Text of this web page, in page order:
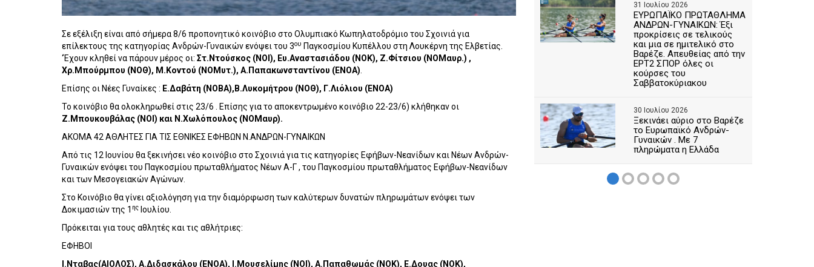
Σε εξέλιξη είναι από σήμερα 8/6 προπονητικό κοινόβιο στο Ολυμπιακό Κωπηλατοδρόμιο του Σχοινιά για
επίλεκτους της κατηγορίας Ανδρών-Γυναικών ενόψει του 3ου Παγκοσμίου Κυπέλλου στη Λουκέρνη της Ελβετίας.
‘Έχουν κληθεί να πάρουν μέρος οι: Στ.Ντούσκος (ΝΟΙ), Ευ.Αναστασιάδου (ΝΟΚ), Ζ.Φίτσιου (ΝΟΜαυρ.) ,
Χρ.Μπούρμπου (ΝΟΘ), Μ.Κοντού (ΝΟΜυτ.), Α.Παπακωνσταντίνου (ΕΝΟΑ)
Επίσης οι Νέες Γυναίκες : Ε.Δαβάτη (ΝΟΒΑ),Β.Λυκομήτρου (ΝΟΘ), Γ.Λιόλιου (ΕΝΟΑ)
Το κοινόβιο θα ολοκληρωθεί στις 23/6 . Επίσης για το αποκεντρωμένο κοινόβιο 22-23/6) κλήθηκαν οι
Ζ.Μπουκουβάλας (ΝΟΙ) και Ν.Χωλόπουλος (ΝΟΜαυρ).
ΑΚΟΜΑ 42 ΑΘΛΗΤΕΣ ΓΙΑ ΤΙΣ ΕΘΝΙΚΕΣ ΕΦΗΒΩΝ Ν.ΑΝΔΡΩΝ-ΓΥΝΑΙΚΩΝ
Από τις 12 Ιουνίου θα ξεκινήσει νέο κοινόβιο στο Σχοινιά για τις κατηγορίες Εφήβων-Νεανίδων και Νέων Ανδρών-
Γυναικών ενόψει του Παγκοσμίου πρωταθλήματος Νέων Α-Γ , του Παγκοσμίου πρωταθλήματος Εφήβων-Νεανίδων
και των Μεσογειακών Αγώνων.
Στο Κοινόβιο θα γίνει αξιολόγηση για την διαμόρφωση των καλύτερων δυνατών πληρωμάτων ενόψει των
Δοκιμασιών της 1 ης Ιουλίου.
Πρόκειται για τους αθλητές και τις αθλήτριες:
ΕΦΗΒΟΙ
Ι.Νταβας(ΑΙΟΛΟΣ), Α.Διδασκάλου (ΕΝΟΑ), Ι.Μουσελίμης (ΝΟΙ), Α.Παπαθωμάς (ΝΟΚ), Ε.Δουας (ΝΟΚ),
31 Ιουλίου 2026
ΕΥΡΩΠΑΪΚΟ ΠΡΩΤΑΘΛΗΜΑ
ΑΝΔΡΩΝ-ΓΥΝΑΙΚΩΝ: Έξι
προκρίσεις σε τελικούς
και μια σε ημιτελικό στο
Βαρέζε. Απευθείας από την
ΕΡΤ2 ΣΠΟΡ όλες οι
κούρσες του
Σαββατοκύριακου
30 Ιουλίου 2026
Ξεκινάει αύριο στο Βαρέζε
το Ευρωπαϊκό Ανδρών-
Γυναικών . Με 7
πληρώματα η Ελλάδα